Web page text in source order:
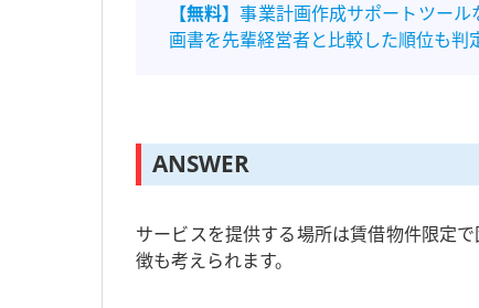
【無料】事業計画作成サポートツール
画書を先輩経営者と比較した順位も判
ANSWER
サービスを提供する場所は賃借物件限定
徴も考えられます。